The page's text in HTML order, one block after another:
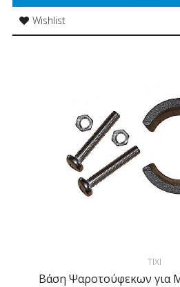
Wishlist
TIXI
Βάση Ψαροτούφεκων για